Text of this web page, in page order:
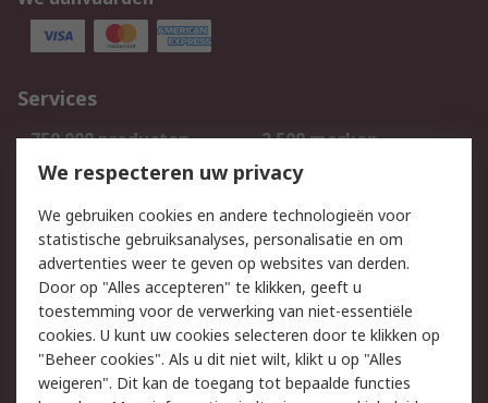
Services
750.000 producten
2.500 merken
Bestellen
Inkoopoplossingen
Track & Trace
Wettelijk
Cookiebeleid
Email veiligheid
Privacybeleid
Websitevoorwaarden
Algemene
We respecteren uw privacy
We gebruiken cookies en andere technologieën voor
statistische gebruiksanalyses, personalisatie en om
advertenties weer te geven op websites van derden.
Door op "Alles accepteren" te klikken, geeft u
toestemming voor de verwerking van niet-essentiële
cookies. U kunt uw cookies selecteren door te klikken op
"Beheer cookies". Als u dit niet wilt, klikt u op "Alles
weigeren". Dit kan de toegang tot bepaalde functies